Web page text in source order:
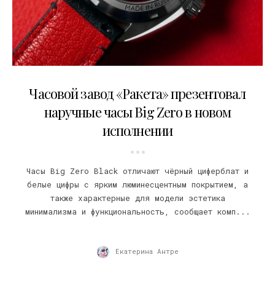
Часовой завод «Ракета» презентовал
наручные часы Big Zero в новом
исполнении
Часы Big Zero Black отличают чёрный циферблат и
белые цифры с ярким люминесцентным покрытием, а
также характерные для модели эстетика
минимализма и функциональность, сообщает комп...
Екатерина Антре